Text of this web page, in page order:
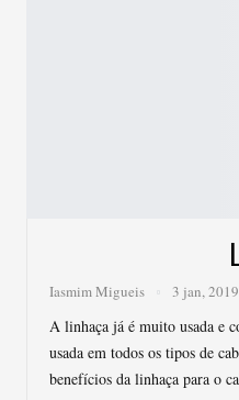
Iasmim Migueis 3 jan, 2019
A linhaça já é muito usada e
usada em todos os tipos de
benefícios da linhaça para o